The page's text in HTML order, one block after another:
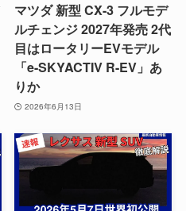
マツダ 新型 CX-3 フルモデ
ルチェンジ 2027年発売 2代
目はロータリーEVモデル
「e-SKYACTIV R-EV」あ
りか
2026年6月13日